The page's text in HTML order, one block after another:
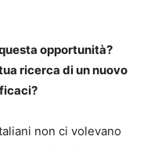
opportunità?
ricerca di un nuovo
non ci volevano